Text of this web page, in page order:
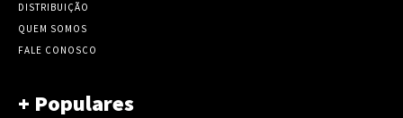
DISTRIBUIÇÃO
QUEM SOMOS
FALE CONOSCO
+ Populares